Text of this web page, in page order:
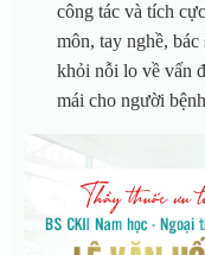
công tác và tích
môn, tay nghề,
khỏi nỗi lo về vấn
mái cho người